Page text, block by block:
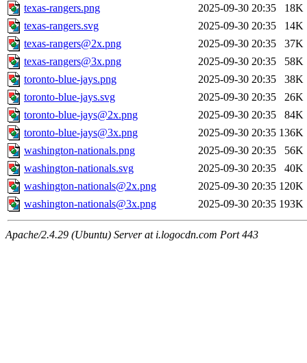
texas-rangers.png
2025-09-30 20:35
18K
texas-rangers.svg
2025-09-30 20:35
14K
texas-rangers@2x.png
2025-09-30 20:35
37K
texas-rangers@3x.png
2025-09-30 20:35
58K
toronto-blue-jays.png
2025-09-30 20:35
38K
toronto-blue-jays.svg
2025-09-30 20:35
26K
toronto-blue-jays@2x.png
2025-09-30 20:35
84K
toronto-blue-jays@3x.png
2025-09-30 20:35 136K
washington-nationals.png
2025-09-30 20:35
56K
washington-nationals.svg
2025-09-30 20:35
40K
washington-nationals@2x.png
2025-09-30 20:35 120K
washington-nationals@3x.png
2025-09-30 20:35 193K
Apache/2.4.29 (Ubuntu) Server at i.logocdn.com Port 443